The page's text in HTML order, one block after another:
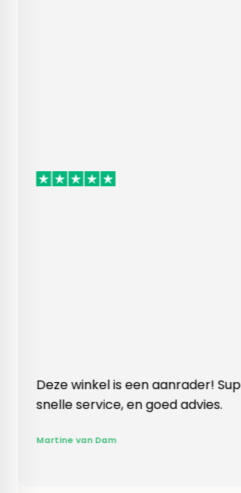
is een aanrader! Supergoede en
en goed advies.